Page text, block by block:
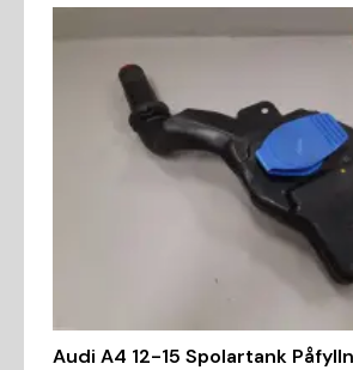
Audi A4 12-15 Spolartank